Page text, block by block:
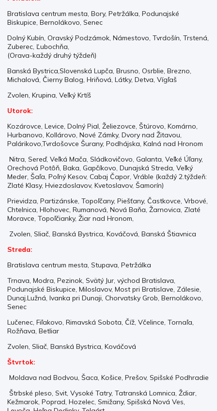
Bratislava centrum mesta, Bory, Petržálka, Podunajské
Biskupice, Bernolákovo, Senec
Dolný Kubín, Oravský Podzámok, Námestovo, Tvrdošín, Trstená,
Zuberec, Ľubochňa,
(Orava-každý druhý týždeň)
Banská Bystrica,Slovenská Lupča, Brusno, Osrblie, Brezno,
Michalová, Čierny Balog, Hriňová, Látky, Detva, Vígľaš
Zvolen, Krupina, Veľký Krtíš
Utorok:
Kozárovce, Levice, Dolný Pial, Želiezovce, Štúrovo, Komárno,
Hurbanovo, Kollárovo, Nové Zámky, Dvory nad Žitavou,
Palárikovo,Tvrdošovce Šurany, Podhájska, Kalná nad Hronom
Nitra, Sereď, Veľká Mača, Sládkovičovo, Galanta, Veľké Úľany,
Orechová Potôň, Baka, Gapčíkovo, Dunajská Streda, Veľký
Meder, Šaľa, Poľný Kesov, Cabaj Čapor, Vráble (každý 2.týždeň:
Zlaté Klasy, Hviezdoslavov, Kvetoslavov, Šamorín)
Prievidza, Partizánske, Topoľčany, Piešťany, Častkovce, Vrbové,
Chtelnica, Hlohovec, Rumanová, Nová Baňa, Žarnovica, Zlaté
Moravce, Topoľčianky, Žiar nad Hronom,
Zvolen, Sliač, Banská Bystrica, Kováčová, Banská Štiavnica
Streda:
Bratislava centrum mesta, Stupava, Petržálka
Trnava, Modra, Pezinok, Svätý Jur, východ Bratislava,
Podunajské Biskupice, Miloslavov, Most pri Bratislave, Zálesie,
Dunaj.Lužná, Ivanka pri Dunaji, Chorvatsky Grob, Bernolákovo,
Senec
Lučenec, Fiľakovo, Rimavská Sobota, Číž, Včelince, Tornaľa,
Rožňava, Betliar
Zvolen, Sliač, Banská Bystrica, Kováčová
Štvrtok:
Moldava nad Bodvou, Šaca, Košice, Prešov, Spišské Podhradie
Štrbské pleso, Svit, Vysoké Tatry, Tatranská Lomnica, Ždiar,
Kežmarok, Poprad, Hozelec, Smižany, Spišská Nová Ves,